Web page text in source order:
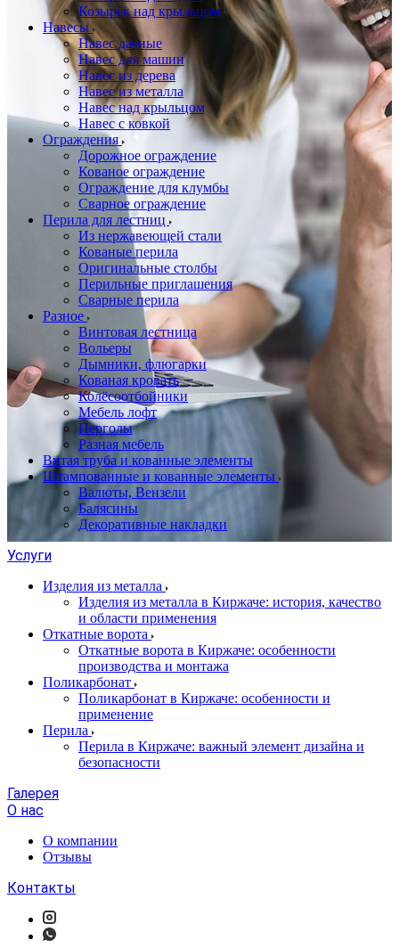
Козырёк над крыльцом
Навесы
Навес дачные
Навес для машин
Навес из дерева
Навес из металла
Навес над крыльцом
Навес с ковкой
Ограждения
Дорожное ограждение
Кованое ограждение
Ограждение для клумбы
Сварное ограждение
Перила для лестниц
Из нержавеющей стали
Кованые перила
Оригинальные столбы
Перильные приглашения
Сварные перила
Разное
Винтовая лестница
Вольеры
Дымники, флюгарки
Кованая кровать
Колёсоотбойники
Мебель лофт
Перголы
Разная мебель
Витая труба и кованные элементы
Штампованные и кованные элементы
Валюты, Вензели
Балясины
Декоративные накладки
Услуги
Изделия из металла
Изделия из металла в Киржаче: история, качество
и области применения
Откатные ворота
Откатные ворота в Киржаче: особенности
производства и монтажа
Поликарбонат
Поликарбонат в Киржаче: особенности и
применение
Перила
Перила в Киржаче: важный элемент дизайна и
безопасности
Галерея
О нас
О компании
Отзывы
Контакты